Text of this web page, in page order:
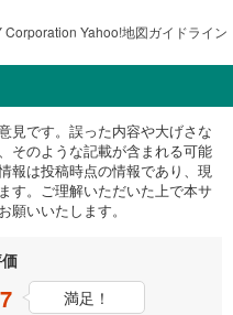
Corporation Yahoo!地図ガイドライン
見です。誤った内容や大げさな
そのような記載が含まれる可能
報は投稿時点の情報であり、現
す。ご理解いただいた上で本サ
願いいたします。
満足！